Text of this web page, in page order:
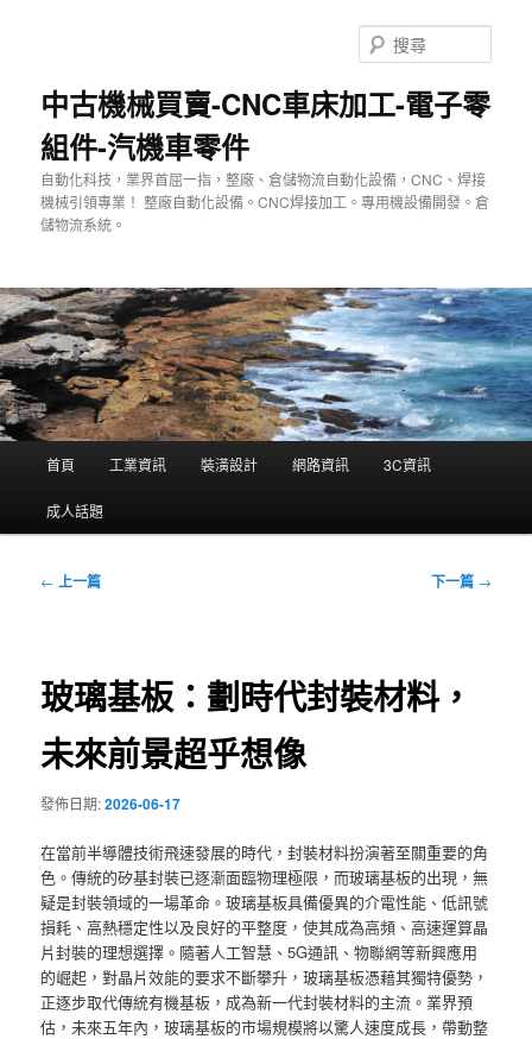
中古機械買賣-CNC車床加工-電子零
組件-汽機車零件
自動化科技，業界首屈一指，整廠、倉儲物流自動化設備，CNC、焊接
機械引領專業！ 整廠自動化設備。CNC焊接加工。專用機設備開發。倉
儲物流系統。
尋
單
首頁 工業資訊 裝潢設計 網路資訊 3C資訊
成人話題
文
← 上一篇 下一篇 →
玻璃基板：劃時代封裝材料，
未來前景超乎想像
發佈日期:2026-06-17
在當前半導體技術飛速發展的時代，封裝材料扮演著至關重要的角
色。傳統的矽基封裝已逐漸面臨物理極限，而玻璃基板的出現，無
疑是封裝領域的一場革命。玻璃基板具備優異的介電性能、低訊號
損耗、高熱穩定性以及良好的平整度，使其成為高頻、高速運算晶
片封裝的理想選擇。隨著人工智慧、5G通訊、物聯網等新興應用
的崛起，對晶片效能的要求不斷攀升，玻璃基板憑藉其獨特優勢，
正逐步取代傳統有機基板，成為新一代封裝材料的主流。業界預
估，未來五年內，玻璃基板的市場規模將以驚人速度成長，帶動整